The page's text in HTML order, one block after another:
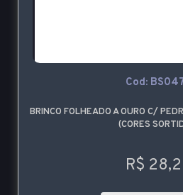
Cod:
BRINCO FOLHEADO A OURO C/
(CORES
R$